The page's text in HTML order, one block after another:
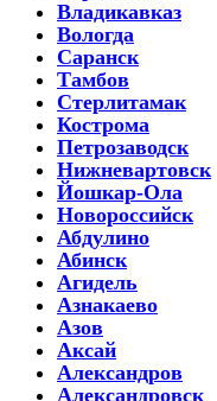
Владикавказ
Вологда
Саранск
Тамбов
Стерлитамак
Кострома
Петрозаводск
Нижневартовск
Йошкар-Ола
Новороссийск
Абдулино
Абинск
Агидель
Азнакаево
Азов
Аксай
Александров
Александровск